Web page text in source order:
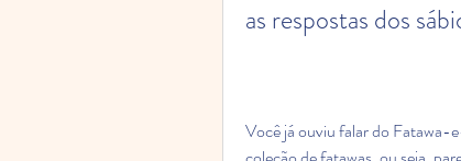
as respostas dos
Você já ouviu falar do Fatawa-